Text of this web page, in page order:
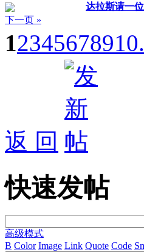
达拉斯请一
下一页 »
12345678910
返 回
快速发帖
高级模式
B Color Image Link Quote Code